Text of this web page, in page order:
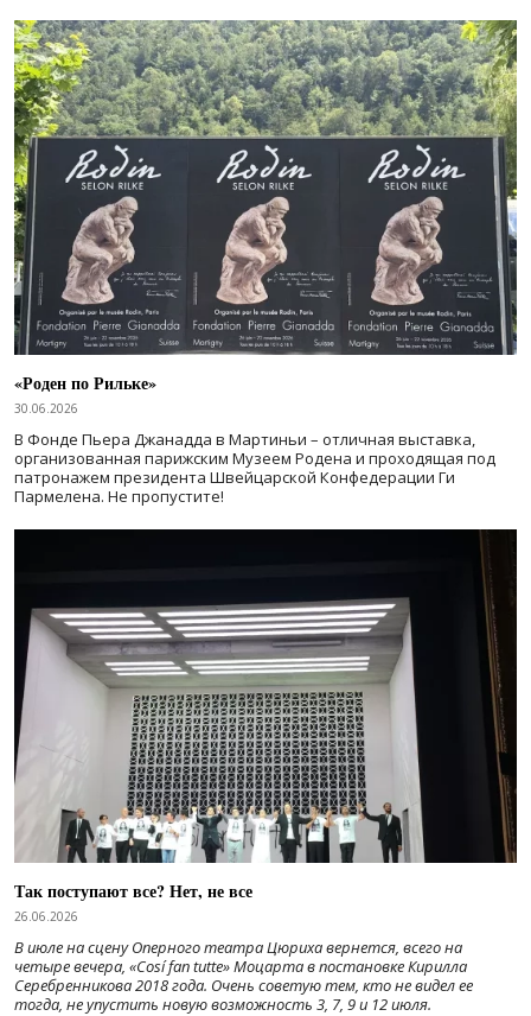
«Роден по Рильке»
30.06.2026
В Фонде Пьера Джанадда в Мартиньи – отличная выставка,
организованная парижским Музеем Родена и проходящая под
патронажем президента Швейцарской Конфедерации Ги
Пармелена. Не пропустите!
Так поступают все? Нет, не все
26.06.2026
В июле на сцену Оперного театра Цюриха вернется, всего на
четыре вечера, «Cosí fan tutte» Моцарта в постановке Кирилла
Серебренникова 2018 года. Очень советую тем, кто не видел ее
тогда, не упустить новую возможность 3, 7, 9 и 12 июля.